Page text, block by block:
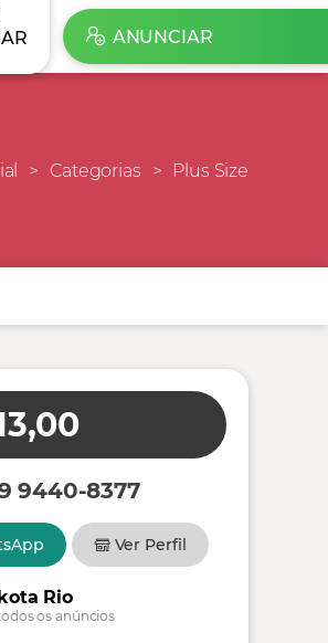
ANUNCIAR
Categorias Plus Size
9440-8377
Ver Perfil
Rio
os anúncios